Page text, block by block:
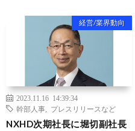
経営/業界動向
2023.11.16 14:39:34
幹部人事
プレスリリースなど
NXHD次期社長に堀切副社長